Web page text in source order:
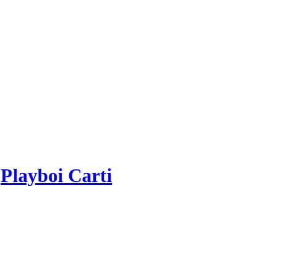
Playboi Carti